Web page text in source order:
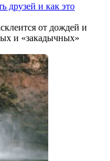
друзей и как это
от дождей и
и «закадычных»